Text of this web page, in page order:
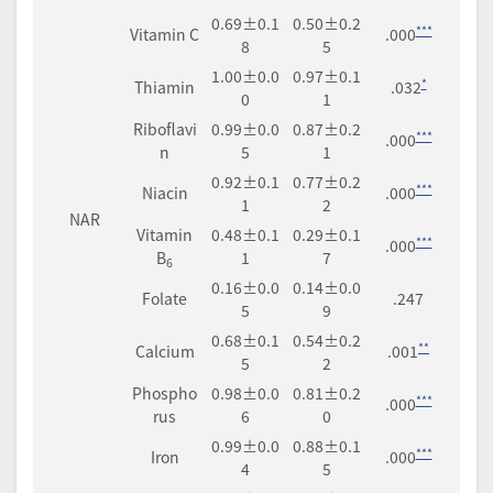
NAR
Vitamin C 0.69±0.1
8
0.50±0.2
5
.000***
Thiamin
1.00±0.0
0
0.97±0.1
1
.032*
Riboflavi
n
0.99±0.0
5
0.87±0.2
1
.000***
Niacin
0.92±0.1
1
0.77±0.2
2
.000***
Vitamin
B6
0.48±0.1
1
0.29±0.1
7
.000***
Folate
0.16±0.0
5
0.14±0.0
9
.247
Calcium
0.68±0.1
5
0.54±0.2
2
.001**
Phospho
rus
0.98±0.0
6
0.81±0.2
0
.000***
Iron
0.99±0.0
4
0.88±0.1
5
.000***